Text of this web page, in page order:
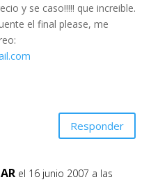
y se caso!!!!! que increible.
el final please, me
Responder
el 16 junio 2007 a las